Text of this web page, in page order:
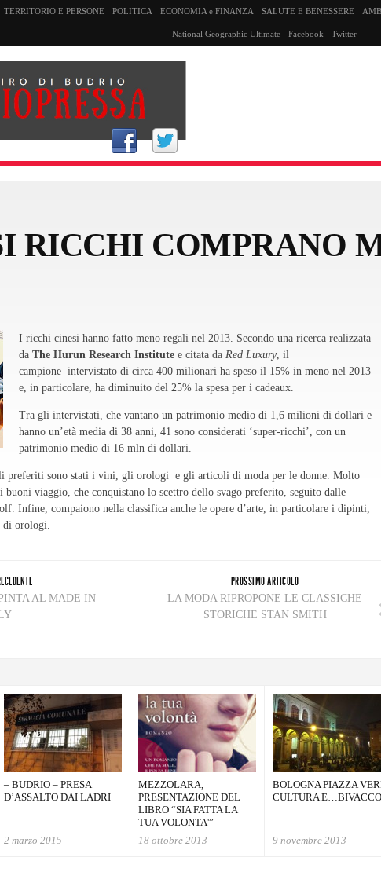
TERRITORIO E PERSONE POLITICA ECONOMIA e FINANZA SALUTE E BENESSERE
National Geographic Ultimate Facebook Twitter
RICCHI COMPRANO
I ricchi cinesi hanno fatto meno regali nel 2013. Secondo una ricerca realizzata
da The Hurun Research Institute e citata da Red Luxury, il
campione intervistato di circa 400 milionari ha speso il 15% in meno nel 2013
e, in particolare, ha diminuito del 25% la spesa per i cadeaux.
Tra gli intervistati, che vantano un patrimonio medio di 1,6 milioni di dollari e
hanno un’età media di 38 anni, 41 sono considerati ‘super-ricchi’, con un
patrimonio medio di 16 mln di dollari.
preferiti sono stati i vini, gli orologi e gli articoli di moda per le donne. Molto
buoni viaggio, che conquistano lo scettro dello svago preferito, seguito dalle
Infine, compaiono nella classifica anche le opere d’arte, in particolare i dipinti,
di orologi.
AL MADE IN
PROSSIMO ARTICOLO
LA MODA RIPROPONE LE CLASSICHE
STORICHE STAN SMITH
– BUDRIO – PRESA
D’ASSALTO DAI LADRI
2 marzo 2015
MEZZOLARA,
PRESENTAZIONE DEL
LIBRO “SIA FATTA LA
TUA VOLONTA'”
18 ottobre 2013
BOLOGNA PIAZZA
CULTURA E…BIVACCO
9 novembre 2013